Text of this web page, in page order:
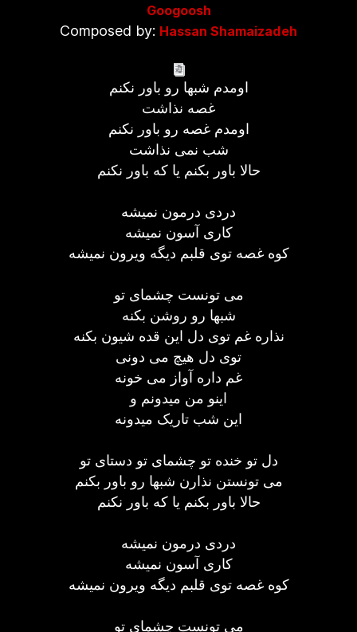
Googoosh
Composed by: Hassan Shamaizadeh
اومدم شبها رو باور نکنم
غصه نذاشت
اومدم غصه رو باور نکنم
شب نمی نذاشت
حالا باور بکنم یا که باور نکنم
دردی درمون نمیشه
کاری آسون نمیشه
کوه غصه توی قلبم دیگه ویرون نمیشه
می تونست چشمای تو
شبها رو روشن بکنه
نذاره غم توی دل این قده شیون بکنه
توی دل هیچ می دونی
غم داره آواز می خونه
اینو من میدونم و
این شب تاریک میدونه
دل تو خنده تو چشمای تو دستای تو
می تونستن نذارن شبها رو باور بکنم
حالا باور بکنم یا که باور نکنم
دردی درمون نمیشه
کاری آسون نمیشه
کوه غصه توی قلبم دیگه ویرون نمیشه
می تونست چشمای تو